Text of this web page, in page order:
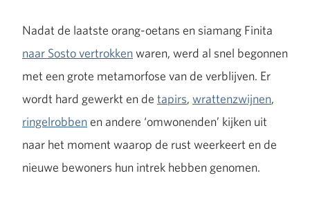
Nadat de laatste orang-oetans en siamang Finita
naar Sosto vertrokken waren, werd al snel begonnen
met een grote metamorfose van de verblijven. Er
wordt hard gewerkt en de tapirs, wrattenzwijnen,
ringelrobben en andere ‘omwonenden’ kijken uit
naar het moment waarop de rust weerkeert en de
nieuwe bewoners hun intrek hebben genomen.